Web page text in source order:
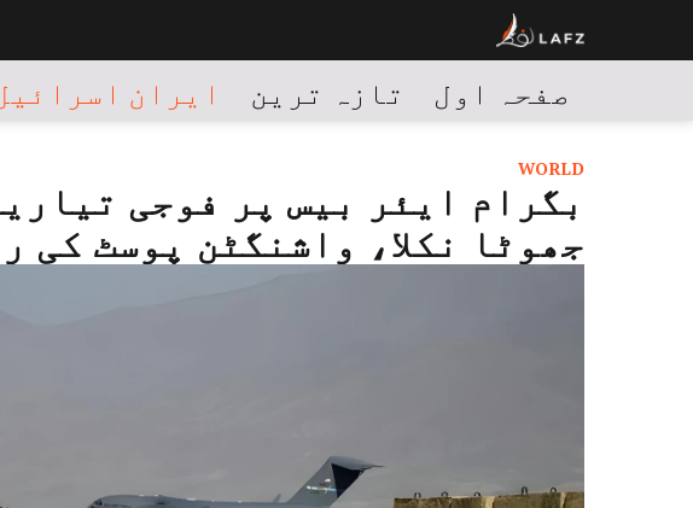
صفحہ اول تازہ ترین ایران
WORLD
بگرام ایئر بیس پر فوجی
جھوٹا نکلا، واشنگٹن پوسٹ کی